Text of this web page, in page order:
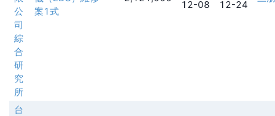
公
司
綜
合
研
究
所
案1式
12-08 12-24
台